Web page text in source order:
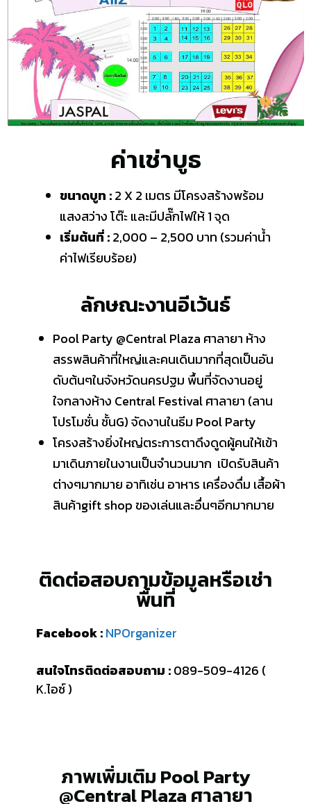
ค่าเช่าบูธ
ขนาดบูท :2 X 2 เมตร มีโครงสร้างพร้อม
แสงสว่าง โต๊ะ และมีปลั๊กไฟให้1จุด
เริ่มต้นที่ :2,000 – 2,500 บาท (รวมค่าน้ำ
ค่าไฟเรียบร้อย)
ลักษณะงานอีเว้นธ์
Pool Party @Central Plaza ศาลายา ห้าง
สรรพสินค้าที่ใหญ่และคนเดินมากที่สุดเป็นอัน
ดับต้นๆในจังหวัดนครปฐม พื้นที่จัดงานอยู่
ใจกลางห้าง Central Festivalศาลายา (ลาน
โปรโมชั่น ชั้นG)จัดงานในธีม Pool Party
โครงสร้างยิ่งใหญ่ตระการตาดึงดูดผู้คนให้เข้า
มาเดินภายในงานเป็นจำนวนมาก เปิดรับสินค้า
ต่างๆมากมาย อาทิเช่น อาหาร เครื่องดื่ม เสื้อผ้า
สินค้าgift shopของเล่นและอื่นๆอีกมากมาย
ติดต่อสอบถามข้อมูลหรือเช่า
พื้นที่
Facebook :NPOrganizer
สนใจโทรติดต่อสอบถาม :089-509-4126 (
K.ไอซ์ )
ภาพเพิ่มเติม Pool Party
@Central Plaza ศาลายา